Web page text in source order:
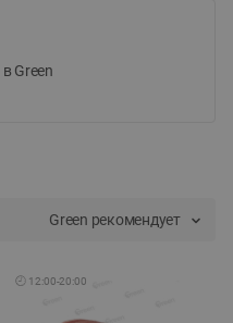
Green
Green рекомендует
🕘 12:00-20:00